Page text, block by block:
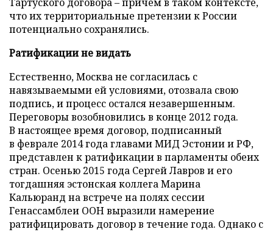
что их территориальные претензии к России
потенциально сохранялись.
Ратификации не видать
Естественно, Москва не согласилась с
навязываемыми ей условиями, отозвала свою
подпись, и процесс остался незавершенным.
Переговоры возобновились в конце 2012 года.
В настоящее время договор, подписанный
в феврале 2014 года главами МИД Эстонии и РФ,
представлен к ратификации в парламенты обеих
стран. Осенью 2015 года Сергей Лавров и его
тогдашняя эстонская коллега Марина
Кальюранд на встрече на полях сессии
Генассамблеи ООН выразили намерение
ратифицировать договор в течение года. Однако с